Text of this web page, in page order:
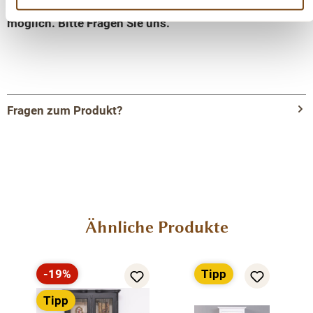
Andere Abmessungen und Sonderanfertigungen sind
möglich. Bitte Fragen Sie uns.
Fragen zum Produkt?
Die Vitrine bietet großzügige Präsentationsfläche mit
großen Glastüren. Die Seiten des Fensters bestehen aus
Glas. Richtig gestaltete Accessoires unterstreichen den
klassischen Stil von Massivholzmöbeln! Das Produkt ist
Produktgalerie überspringen
Ähnliche Produkte
Rabatt
-19%
Tipp
Tipp